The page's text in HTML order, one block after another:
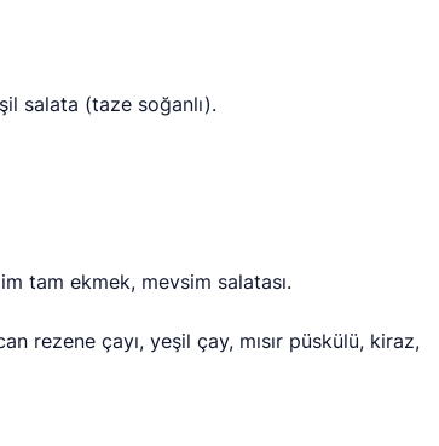
salata (taze soğanlı).
tam ekmek, mevsim salatası.
rezene çayı, yeşil çay, mısır püskülü, kiraz,